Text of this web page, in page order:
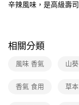
辛辣風味，是高級壽
相關分類
風味 香氣 山
香氣 食用 草